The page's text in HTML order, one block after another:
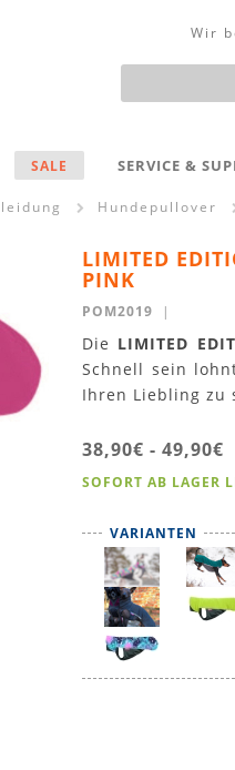
Wir
Produktsuche
SALE SERVICE &
Hundepullover
LIMITED
PINK
POM2019 |
Die LIMITED
Schnell sein
Ihren Liebling zu
38,90€ - 49,90€
SOFORT AB LAGER
VARIANTEN